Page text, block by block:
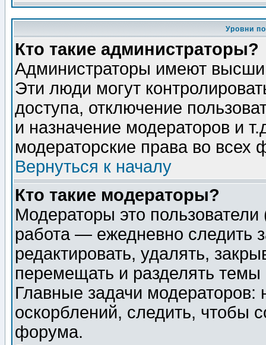
Уровни
Кто такие администраторы?
Администраторы имеют
Эти люди могут
доступа, отключение
и назначение модераторов и
модераторские права во всех
Вернуться к началу
Кто такие модераторы?
Модераторы это
работа — ежедневно следить
редактировать, удалять,
перемещать и разделять
Главные задачи
оскорблений, следить, чтобы
форума.